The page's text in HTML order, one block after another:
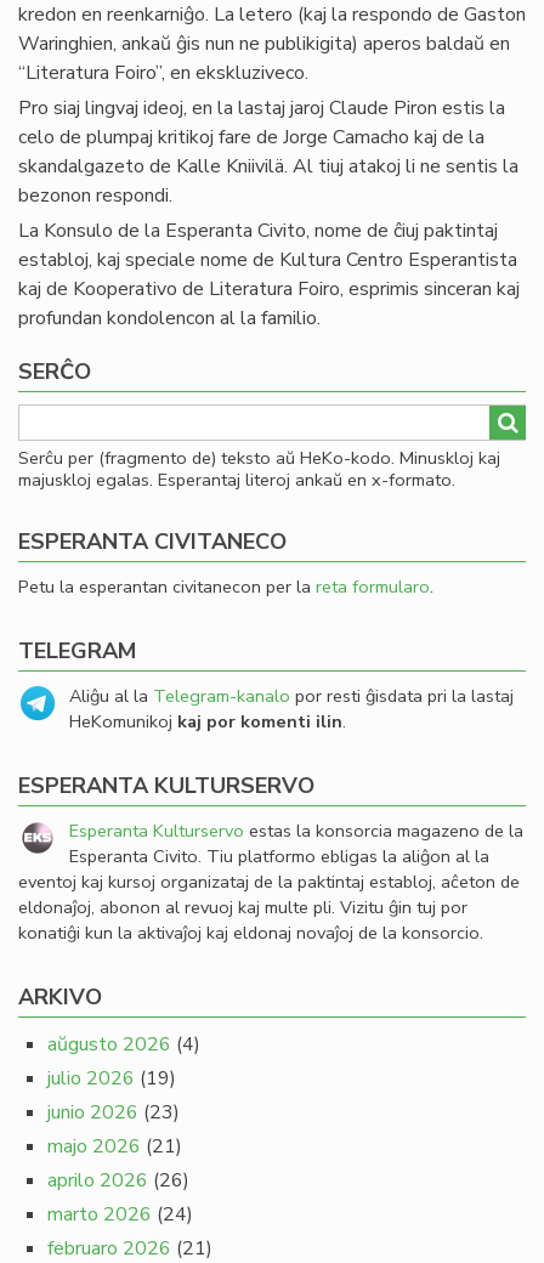
kredon en reenkarniĝo. La letero (kaj la respondo de Gaston
Waringhien, ankaŭ ĝis nun ne publikigita) aperos baldaŭ en
“Literatura Foiro”, en ekskluziveco.
Pro siaj lingvaj ideoj, en la lastaj jaroj Claude Piron estis la
celo de plumpaj kritikoj fare de Jorge Camacho kaj de la
skandalgazeto de Kalle Kniivilä. Al tiuj atakoj li ne sentis la
bezonon respondi.
La Konsulo de la Esperanta Civito, nome de ĉiuj paktintaj
establoj, kaj speciale nome de Kultura Centro Esperantista
kaj de Kooperativo de Literatura Foiro, esprimis sinceran kaj
profundan kondolencon al la familio.
SERĈO
Serĉu per (fragmento de) teksto aŭ HeKo-kodo. Minuskloj kaj
majuskloj egalas. Esperantaj literoj ankaŭ en x-formato.
ESPERANTA CIVITANECO
Petu la esperantan civitanecon per la reta formularo.
TELEGRAM
Aliĝu al la Telegram-kanalo por resti ĝisdata pri la lastaj
HeKomunikoj kaj por komenti ilin.
ESPERANTA KULTURSERVO
Esperanta Kulturservo estas la konsorcia magazeno de la
Esperanta Civito. Tiu platformo ebligas la aliĝon al la
eventoj kaj kursoj organizataj de la paktintaj establoj, aĉeton de
eldonaĵoj, abonon al revuoj kaj multe pli. Vizitu ĝin tuj por
konatiĝi kun la aktivaĵoj kaj eldonaj novaĵoj de la konsorcio.
ARKIVO
aŭgusto 2026 (4)
julio 2026 (19)
junio 2026 (23)
majo 2026 (21)
aprilo 2026 (26)
marto 2026 (24)
februaro 2026 (21)